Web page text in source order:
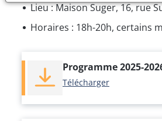
Lieu : Maison Suger, 16, rue
Horaires : 18h-20h, certains
Programme 2025-
Télécharger